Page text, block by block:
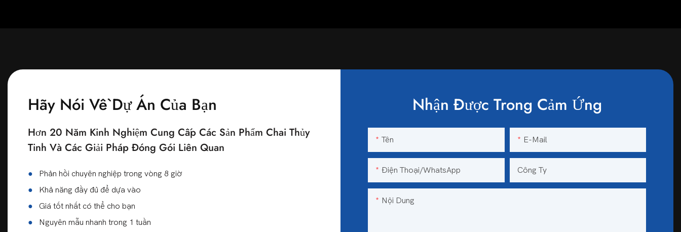
Hãy Nói Về Dự Án Của Bạn
Hơn 20 Năm Kinh Nghiệm Cung Cấp Các Sản Phẩm Chai Thủy
Tinh Và Các Giải Pháp Đóng Gói Liên Quan
●
Phản hồi chuyên nghiệp trong vòng 8 giờ
●
Khả năng đầy đủ để dựa vào
●
Giá tốt nhất có thể cho bạn
●
Nguyên mẫu nhanh trong 1 tuần
Nhận Được Trong Cảm Ứng
Tên E-Mail
Điện Thoại/WhatsApp Công Ty
Nội Dung